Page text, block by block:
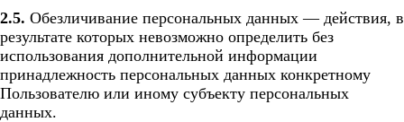
2.5. Обезличивание персональных данных — действия, в
результате которых невозможно определить без
использования дополнительной информации
принадлежность персональных данных конкретному
Пользователю или иному субъекту персональных
данных.